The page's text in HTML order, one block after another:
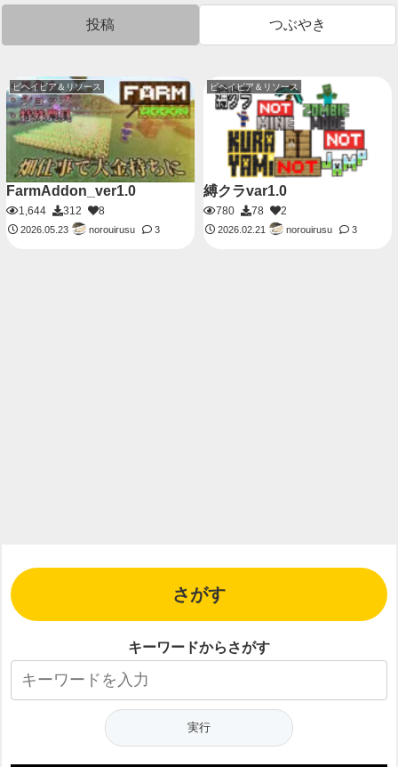
投稿 つぶやき
ビヘイビア＆リソース
FarmAddon_ver1.0
1,644 312 8
2026.05.23 norouirusu 3
ビヘイビア＆リソース
縛クラvar1.0
780 78 2
2026.02.21 norouirusu 3
さがす
キーワードからさがす